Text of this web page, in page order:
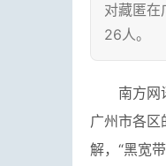
对藏匿在
26人。
南方网
广州市各区
解，“黑宽